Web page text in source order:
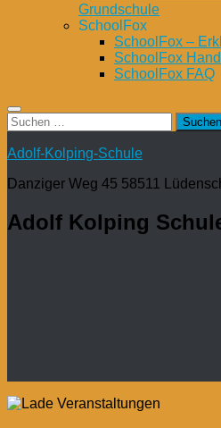
Grundschule
SchoolFox
SchoolFox –
SchoolFox
SchoolFox FAQ
Suchen
nach:
Adolf-Kolping-Schule
Danziger Weg 45 58511
Adolf Kolping